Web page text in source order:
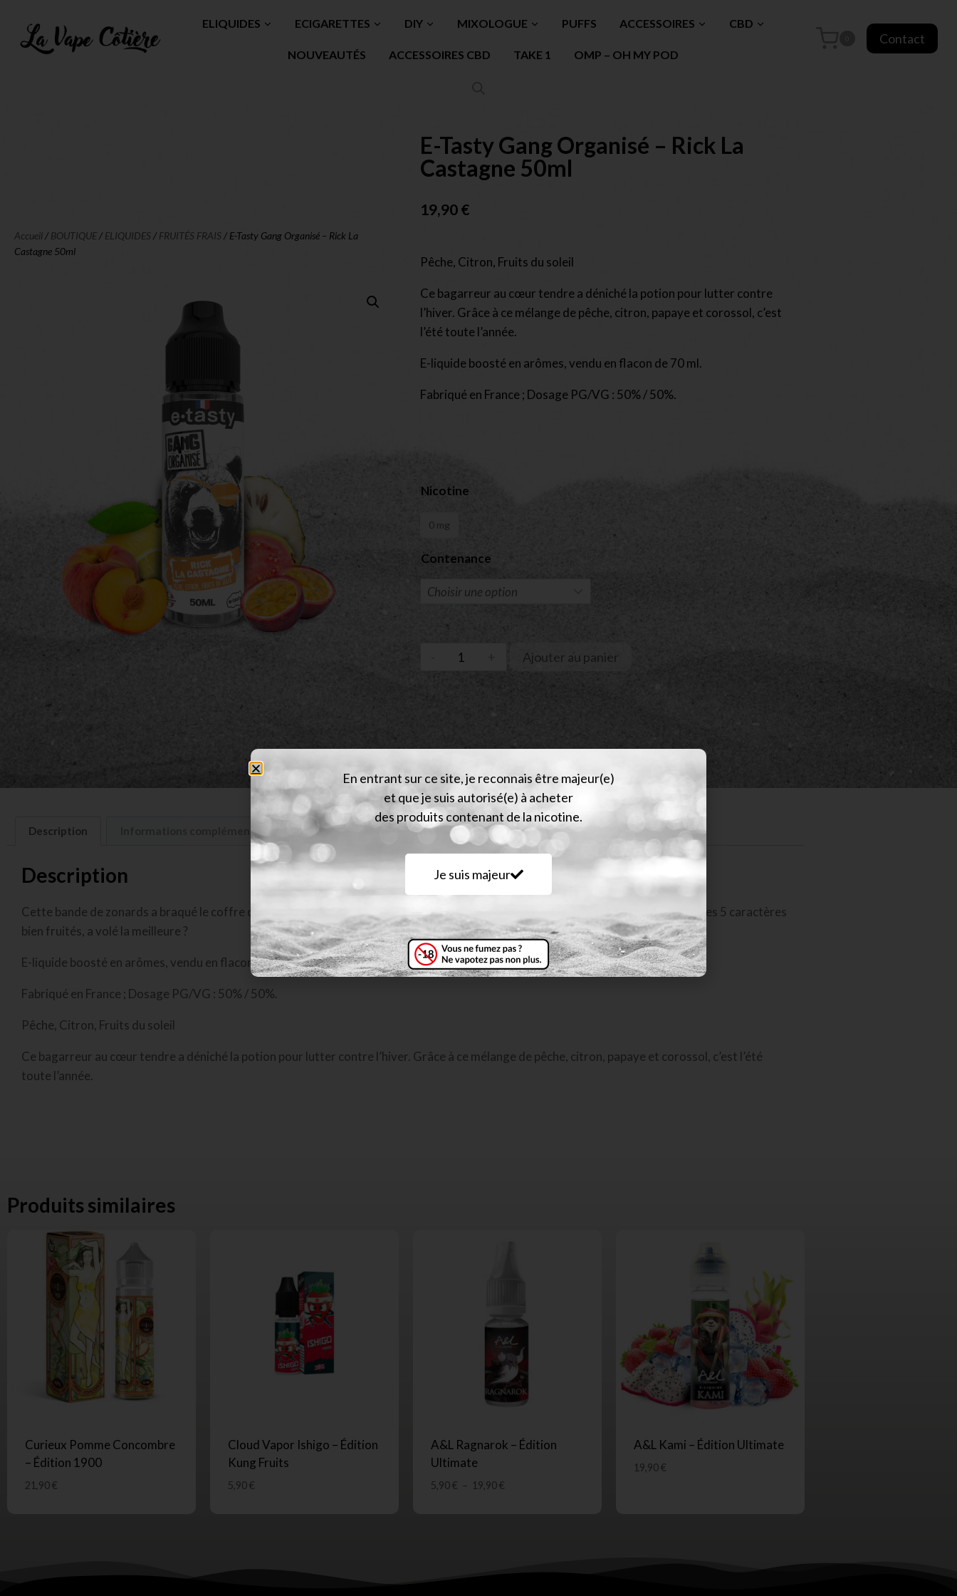
ELIQUIDES ECIGARETTES DIY MIXOLOGUE PUFFS ACCESSOIRES CBD
NOUVEAUTÉS ACCESSOIRES CBD TAKE 1 OMP – OH MY POD
Contact
Accueil/ BOUTIQUE/ ELIQUIDES / FRUITÉS FRAIS / E-Tasty Gang Organisé – Rick La
Castagne 50ml
E-Tasty Gang Organisé – Rick La
Castagne 50ml
19,90€
Pêche, Citron, Fruits du soleil
Ce bagarreur au cœur tendre a déniché la potion pour lutter contre
l’hiver. Grâce à ce mélange de pêche, citron, papaye et corossol, c’est
l’été toute l’année.
E-liquide boosté en arômes, vendu en flacon de 70 ml.
Fabriqué en France ; Dosage PG/VG : 50% / 50%.
Nicotine
0 mg
Contenance
Ajouter au panier
Description Informations complémentaires Avis (0)
Description
Cette bande de zonards a braqué le coffre du laboratoire d’e-tasty et subtilisé toute la richesse des recettes du moment. Qui, de ces 5 caractères
bien fruités, a volé la meilleure ?
E-liquide boosté en arômes, vendu en flacon de 70 ml.
Fabriqué en France ; Dosage PG/VG : 50% / 50%.
Pêche, Citron, Fruits du soleil
Ce bagarreur au cœur tendre a déniché la potion pour lutter contre l’hiver. Grâce à ce mélange de pêche, citron, papaye et corossol, c’est l’été
toute l’année.
Produits similaires
Curieux Pomme Concombre
– Édition 1900
21,90€
Cloud Vapor Ishigo – Édition
Kung Fruits
5,90€
A&L Ragnarok – Édition
Ultimate
5,90€ – 19,90€
A&L Kami – Édition Ultimate
19,90€
En entrant sur ce site, je reconnais être majeur(e)
et que je suis autorisé(e) à acheter
des produits contenant de la nicotine.
Je suis majeur